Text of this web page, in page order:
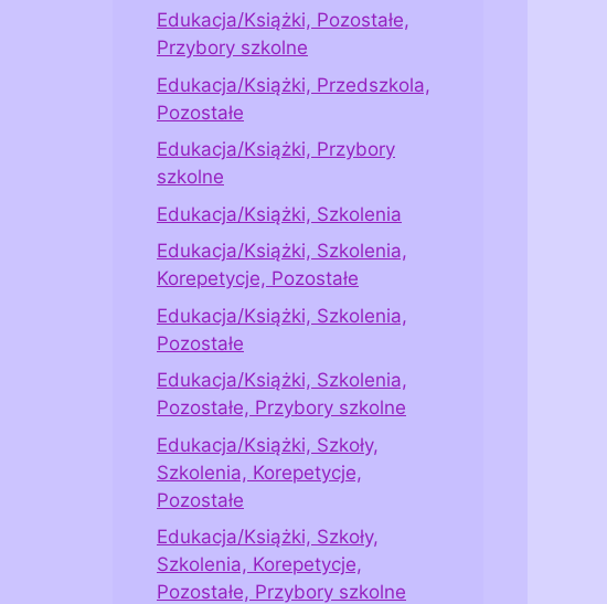
Edukacja/Książki, Pozostałe,
Przybory szkolne
Edukacja/Książki, Przedszkola,
Pozostałe
Edukacja/Książki, Przybory
szkolne
Edukacja/Książki, Szkolenia
Edukacja/Książki, Szkolenia,
Korepetycje, Pozostałe
Edukacja/Książki, Szkolenia,
Pozostałe
Edukacja/Książki, Szkolenia,
Pozostałe, Przybory szkolne
Edukacja/Książki, Szkoły,
Szkolenia, Korepetycje,
Pozostałe
Edukacja/Książki, Szkoły,
Szkolenia, Korepetycje,
Pozostałe, Przybory szkolne